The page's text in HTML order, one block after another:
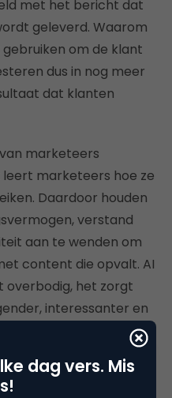
met het bericht dat
geleverd. Waarom
om de klant
dus in nog meer
dat klanten
marketeers
marketeers hoe ze
Daardoor houden
verstand
aan te wenden om
content die opvalt. AI
overbodig, het zorgt
interessanter en
dag vers. Mis